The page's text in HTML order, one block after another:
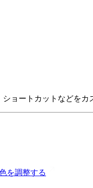
ョートカットなどをカ
を調整する